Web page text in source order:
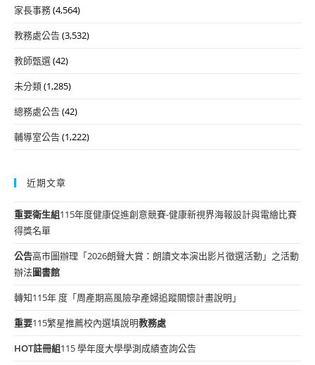
家長事務(4,564)
教務處公告(3,532)
教師甄選(42)
未分類(1,285)
總務處公告(42)
輔導室公告(1,222)
近期文章
重要衛生組115年度健康促進創意競賽-健康新視界海報設計與電繪比賽
得獎名單
公告高市圖辦理「2026朗聲大賞：朗讀文本演出影片徵選活動」之活動
辦法圖書館
轉知115年 度「周產期高風險孕產婦追蹤關懷計畫說明」
重要115繁星推薦校內選填說明教務處
HOT註冊組115 學年度大學學測成績查詢公告